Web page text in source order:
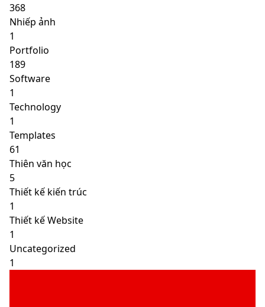
368
Nhiếp ảnh
1
Portfolio
189
Software
1
Technology
1
Templates
61
Thiên văn học
5
Thiết kế kiến trúc
1
Thiết kế Website
1
Uncategorized
1